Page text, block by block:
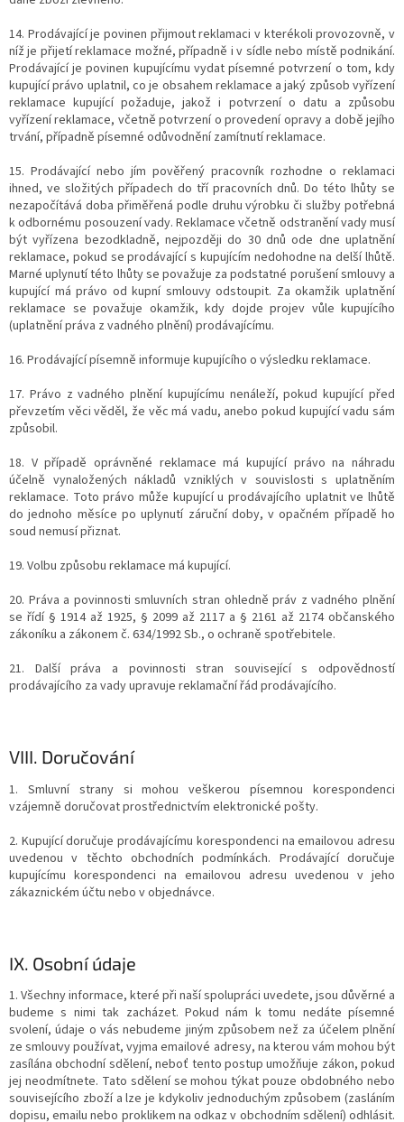
14. Prodávající je povinen přijmout reklamaci v kterékoli provozovně, v
níž je přijetí reklamace možné, případně i v sídle nebo místě podnikání.
Prodávající je povinen kupujícímu vydat písemné potvrzení o tom, kdy
kupující právo uplatnil, co je obsahem reklamace a jaký způsob vyřízení
reklamace kupující požaduje, jakož i potvrzení o datu a způsobu
vyřízení reklamace, včetně potvrzení o provedení opravy a době jejího
trvání, případně písemné odůvodnění zamítnutí reklamace.
15. Prodávající nebo jím pověřený pracovník rozhodne o reklamaci
ihned, ve složitých případech do tří pracovních dnů. Do této lhůty se
nezapočítává doba přiměřená podle druhu výrobku či služby potřebná
k odbornému posouzení vady. Reklamace včetně odstranění vady musí
být vyřízena bezodkladně, nejpozději do 30 dnů ode dne uplatnění
reklamace, pokud se prodávající s kupujícím nedohodne na delší lhůtě.
Marné uplynutí této lhůty se považuje za podstatné porušení smlouvy a
kupující má právo od kupní smlouvy odstoupit. Za okamžik uplatnění
reklamace se považuje okamžik, kdy dojde projev vůle kupujícího
(uplatnění práva z vadného plnění) prodávajícímu.
16. Prodávající písemně informuje kupujícího o výsledku reklamace.
17. Právo z vadného plnění kupujícímu nenáleží, pokud kupující před
převzetím věci věděl, že věc má vadu, anebo pokud kupující vadu sám
způsobil.
18. V případě oprávněné reklamace má kupující právo na náhradu
účelně vynaložených nákladů vzniklých v souvislosti s uplatněním
reklamace. Toto právo může kupující u prodávajícího uplatnit ve lhůtě
do jednoho měsíce po uplynutí záruční doby, v opačném případě ho
soud nemusí přiznat.
19. Volbu způsobu reklamace má kupující.
20. Práva a povinnosti smluvních stran ohledně práv z vadného plnění
se řídí § 1914 až 1925, § 2099 až 2117 a § 2161 až 2174 občanského
zákoníku a zákonem č. 634/1992 Sb., o ochraně spotřebitele.
21. Další práva a povinnosti stran související s odpovědností
prodávajícího za vady upravuje reklamační řád prodávajícího.
VIII. Doručování
1. Smluvní strany si mohou veškerou písemnou korespondenci
vzájemně doručovat prostřednictvím elektronické pošty.
2. Kupující doručuje prodávajícímu korespondenci na emailovou adresu
uvedenou v těchto obchodních podmínkách. Prodávající doručuje
kupujícímu korespondenci na emailovou adresu uvedenou v jeho
zákaznickém účtu nebo v objednávce.
IX. Osobní údaje
1. Všechny informace, které při naší spolupráci uvedete, jsou důvěrné a
budeme s nimi tak zacházet. Pokud nám k tomu nedáte písemné
svolení, údaje o vás nebudeme jiným způsobem než za účelem plnění
ze smlouvy používat, vyjma emailové adresy, na kterou vám mohou být
zasílána obchodní sdělení, neboť tento postup umožňuje zákon, pokud
jej neodmítnete. Tato sdělení se mohou týkat pouze obdobného nebo
souvisejícího zboží a lze je kdykoliv jednoduchým způsobem (zasláním
dopisu, emailu nebo proklikem na odkaz v obchodním sdělení) odhlásit.